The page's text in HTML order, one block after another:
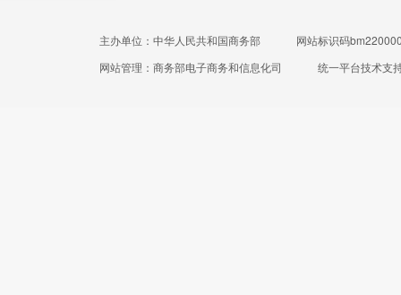
主办单位：中华人民共和国商务部
网站标识码
网站管理：商务部电子商务和信息化司
统一平台技术支